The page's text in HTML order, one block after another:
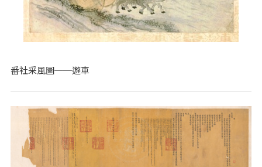
番社采風圖──遊車